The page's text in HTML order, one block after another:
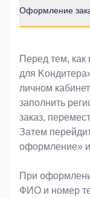
Оформление
Оформление
Перед тем, как
для
личном
заполнить
заказ,
Затем
оформление»
При
ФИО и номер